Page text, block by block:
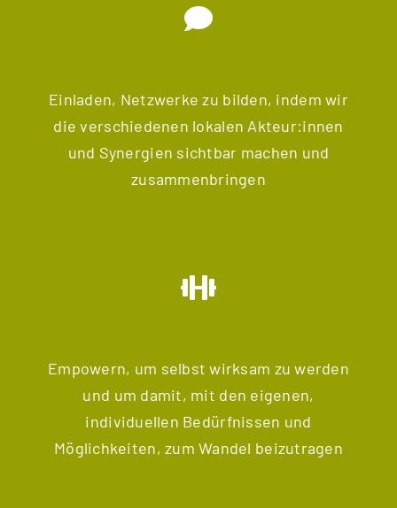
Einladen, Netzwerke zu bilden, indem wir
die verschiedenen lokalen Akteur:innen
und Synergien sichtbar machen und
zusammenbringen
Empowern, um selbst wirksam zu werden
und um damit, mit den eigenen,
individuellen Bedürfnissen und
Möglichkeiten, zum Wandel beizutragen